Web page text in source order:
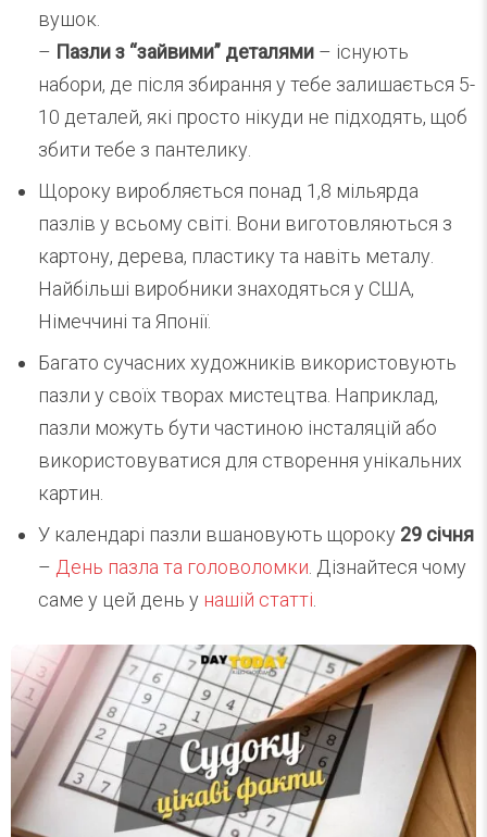
вушок.
– Пазли з “зайвими” деталями – існують
набори, де після збирання у тебе залишається 5-
10 деталей, які просто нікуди не підходять, щоб
збити тебе з пантелику.
Щороку виробляється понад 1,8 мільярда
пазлів у всьому світі. Вони виготовляються з
картону, дерева, пластику та навіть металу.
Найбільші виробники знаходяться у США,
Німеччині та Японії.
Багато сучасних художників використовують
пазли у своїх творах мистецтва. Наприклад,
пазли можуть бути частиною інсталяцій або
використовуватися для створення унікальних
картин.
У календарі пазли вшановують щороку 29 січня
– День пазла та головоломки . Дізнайтеся чому
саме у цей день у нашій статті